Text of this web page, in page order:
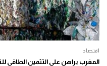
اقتصاد